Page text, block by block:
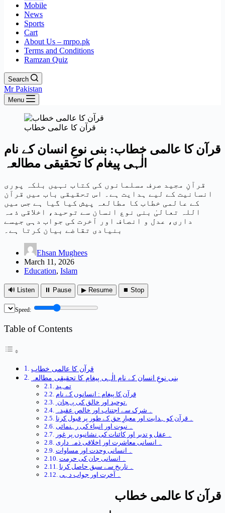
Mobile
News
Sports
Cart
About Us – mrpo.pk
Terms and Conditions
Ramzan Quiz
Search
Mr Pakistan
Menu
قرآن کا عالمی خطاب
قرآن کا عالمی خطاب: بنی نوعِ انسان کے نام
الٰہی پیغام کا تحقیقی مطالعہ
قرآنِ مجید صرف مسلمانوں کی کتاب نہیں بلکہ پوری
انسانیت کے لیے ہدایت ہے۔ اس تحقیقی باب میں قرآن
کے عالمی خطاب کا مطالعہ پیش کیا گیا ہے جس میں
اللہ تعالیٰ بنی نوع انسان سے توحید، اخلاقی ذمہ
داری، عدل و انصاف اور آخرت کی جواب دہی جیسے
بنیادی تقاضے بیان کرتا ہے۔
Ehsan Mughees
March 11, 2026
Education, Islam
🔊 Listen ⏸ Pause ▶ Resume ⏹ Stop
Speed:
Table of Contents
قرآن کا عالمی خطاب
بنی نوعِ انسان کے نام الٰہی پیغام کا تحقیقی مطالعہ
تمہید
قرآن کا پیغام : انسانوں کے نام
توحید اور خالق کی پہچان.
۔ شرک سے اجتناب اور خالص عقیدہ
۔ قرآن کو ہدایت اور معیارِ حق کے طور پر قبول کرنا
۔ نبوت اور انبیاء کی رہنمائی
۔ عقل و تدبر اور کائنات کی نشانیوں پر غور
۔ انسانی معاشرت اور اخلاقی ذمہ داری
۔ انسانی وحدت اور مساوات
۔ انسانی جان کی حرمت
۔ تاریخ سے سبق حاصل کرنا
۔ آخرت اور جواب دہی
قرآن کا عالمی خطاب